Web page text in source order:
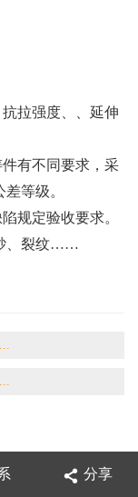
拉强度、、延伸
有不同要求，采
等级。
规定验收要求。
、裂纹……
分享